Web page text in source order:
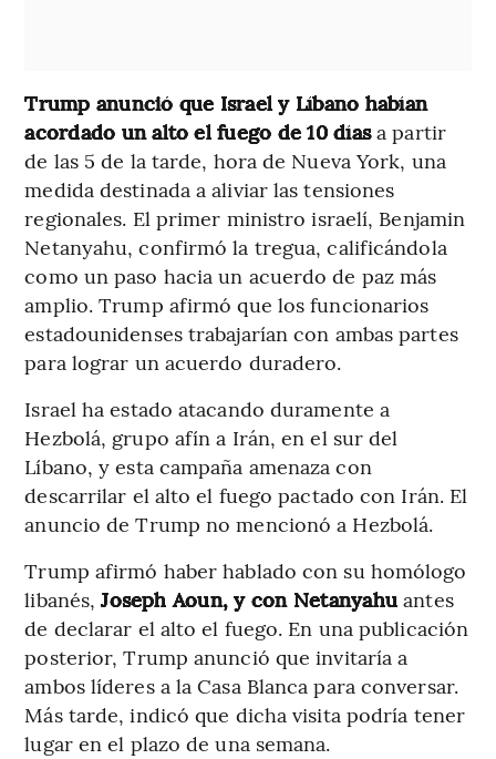
Trump anunció que Israel y Líbano habían
acordado un alto el fuego de 10 díasa partir
de las 5 de la tarde, hora de Nueva York, una
medida destinada a aliviar las tensiones
regionales. El primer ministro israelí, Benjamin
Netanyahu, confirmó la tregua, calificándola
como un paso hacia un acuerdo de paz más
amplio. Trump afirmó que los funcionarios
estadounidenses trabajarían con ambas partes
para lograr un acuerdo duradero.
Israel ha estado atacando duramente a
Hezbolá, grupo afín a Irán, en el sur del
Líbano, y esta campaña amenaza con
descarrilar el alto el fuego pactado con Irán. El
anuncio de Trump no mencionó a Hezbolá.
Trump afirmó haber hablado con su homólogo
libanés,Joseph Aoun, y con Netanyahuantes
de declarar el alto el fuego. En una publicación
posterior, Trump anunció que invitaría a
ambos líderes a la Casa Blanca para conversar.
Más tarde, indicó que dicha visita podría tener
lugar en el plazo de una semana.